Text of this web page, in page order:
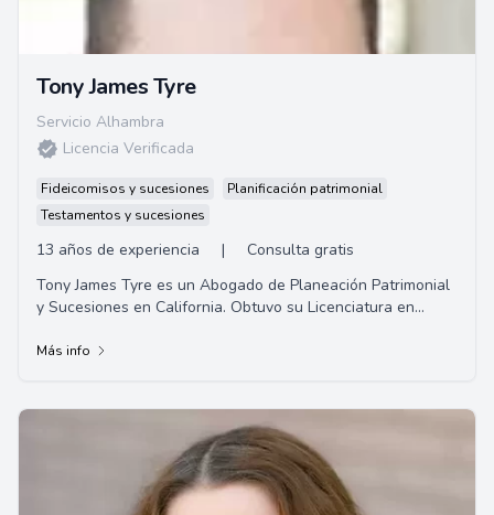
Tony James Tyre
Servicio Alhambra
Licencia Verificada
Fideicomisos y sucesiones
Planificación patrimonial
Testamentos y sucesiones
13 años de experiencia |
Consulta gratis
Tony James Tyre es un Abogado de Planeación Patrimonial
y Sucesiones en California. Obtuvo su Licenciatura en
Más info